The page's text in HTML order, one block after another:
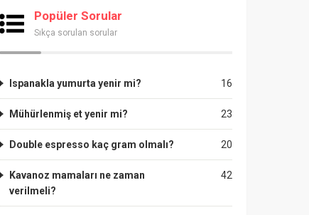
Popüler Sorular
Sıkça sorulan sorular
16
Ispanakla yumurta yenir mi?
23
Mühürlenmiş et yenir mi?
20
Double espresso kaç gram olmalı?
42
Kavanoz mamaları ne zaman
verilmeli?